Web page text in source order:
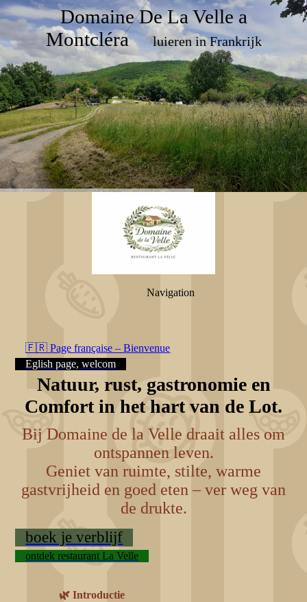
Domaine De La Velle a
Montcléraluieren in Frankrijk
Navigation
🇫🇷 Page française – Bienvenue
Eglish page, welcom
Natuur, rust, gastronomie en
Comfort in het hart van de Lot.
Bij Domaine de la Velle draait alles om
ontspannen leven.
Geniet van ruimte, stilte, warme
gastvrijheid en goed eten – ver weg van
de drukte.
boek je verblijf
ontdek restaurant La Velle
🌿 Introductie